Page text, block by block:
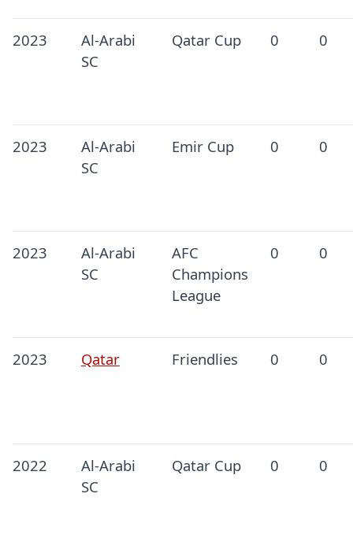
2023
Al-Arabi
SC
Qatar Cup 0 0
2023
Al-Arabi
SC
Emir Cup 0 0
2023
Al-Arabi
SC
AFC
Champions
League
0 0
2023 Qatar Friendlies 0 0
2022
Al-Arabi
SC
Qatar Cup 0 0